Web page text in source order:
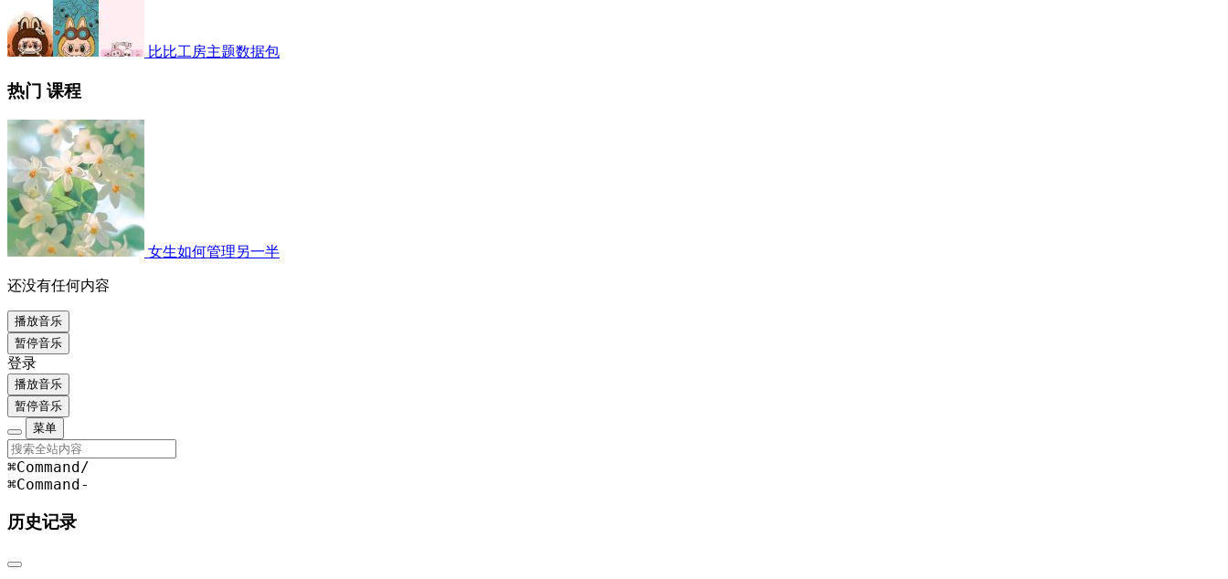
比比工房主题数据包
热门 课程
女生如何管理另一半
还没有任何内容
播放音乐
暂停音乐
登录
播放音乐
暂停音乐
菜单
⌘Command /
⌘Command -
历史记录